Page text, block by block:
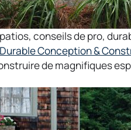
patios, conseils de pro,
Conception &
de magnifiques